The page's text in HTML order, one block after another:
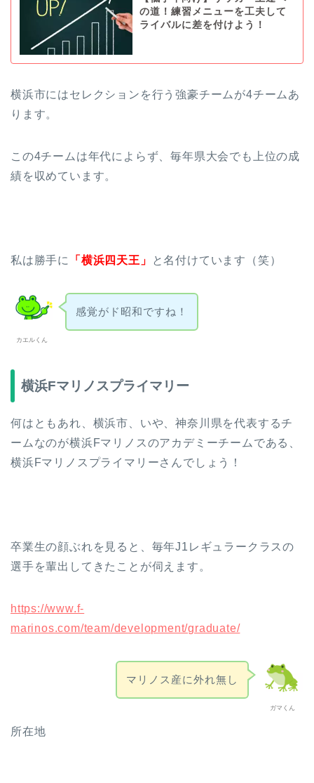
の道！練習メニューを工夫して
ライバルに差を付けよう！
横浜市にはセレクションを行う強豪チームが4チームあ
ります。
この4チームは年代によらず、毎年県大会でも上位の成
績を収めています。
私は勝手に 「横浜四天王」 と名付けています（笑）
カエルくん
感覚がド昭和ですね！
横浜Fマリノスプライマリー
何はともあれ、横浜市、いや、神奈川県を代表するチ
ームなのが横浜Fマリノスのアカデミーチームである、
横浜Fマリノスプライマリーさんでしょう！
卒業生の顔ぶれを見ると、毎年J1レギュラークラスの
選手を輩出してきたことが伺えます。
https://www.f-
marinos.com/team/development/graduate/
ガマくん
マリノス産に外れ無し
所在地